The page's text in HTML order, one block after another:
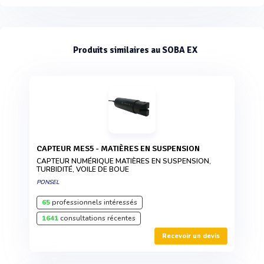
Produits similaires au SOBA EX
CAPTEUR MES5 - MATIÈRES EN SUSPENSION
CAPTEUR NUMÉRIQUE MATIÈRES EN SUSPENSION,
TURBIDITÉ, VOILE DE BOUE
PONSEL
65professionnels intéressés
1641consultations récentes
Recevoir un devis